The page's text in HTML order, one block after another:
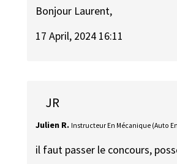
Bonjour Laurent,
17 April, 2024 16:11
JR
Julien R. Instructeur En Mécanique (Auto
il faut passer le concours,